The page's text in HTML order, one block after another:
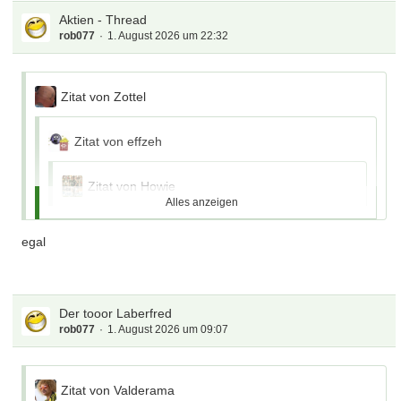
Aktien - Thread
rob077 1. August 2026 um 22:32
Zitat von Zottel
Zitat von effzeh
Zitat von Howie
Energy bei 60 verkaufte (10 Einstieg) und
Ich bei 29 gekauft und bei 13 verkauft ,
Alles anzeigen
egal
Der tooor Laberfred
rob077 1. August 2026 um 09:07
Zitat von Valderama